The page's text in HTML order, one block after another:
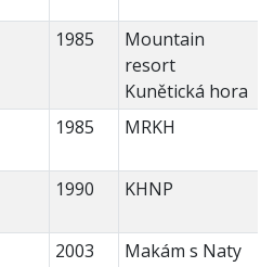
1985
Mountain
resort
Kunětická hora
1985 MRKH
1990 KHNP
2003 Makám s Naty